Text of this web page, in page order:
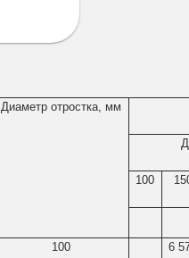
Диаметр отростка, мм
100
100 6